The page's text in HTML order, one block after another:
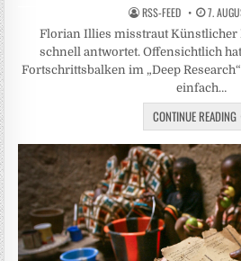
RSS-FEED 7.
Florian Illies misstraut Künstlicher
schnell antwortet. Offensichtlich
Fortschrittsbalken im „Deep
einfach…
CONTINUE READING